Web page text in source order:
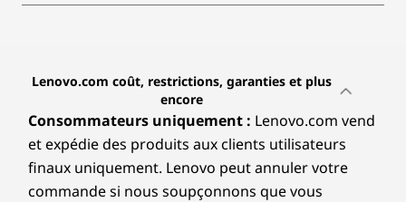
Lenovo.com coût, restrictions, garanties et plus
encore
Consommateurs uniquement : Lenovo.com vend
et expédie des produits aux clients utilisateurs
finaux uniquement. Lenovo peut annuler votre
commande si nous soupçonnons que vous